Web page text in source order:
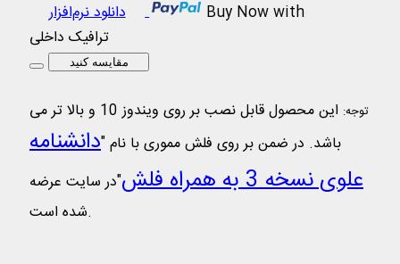
دانلود نرم‌افزار
Buy Now with
ترافیک داخلی
مقایسه کنید
توجه:
این محصول قابل نصب بر روی ویندوز 10 و بالا تر می
باشد. در ضمن بر روی فلش مموری با نام "دانشنامه
علوی نسخه 3 به همراه فلش
"در سایت عرضه
شده است.